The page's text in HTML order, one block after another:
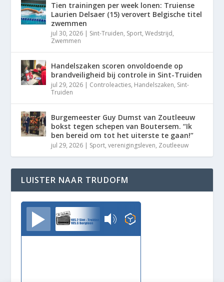
Tien trainingen per week lonen: Truiense
Laurien Delsaer (15) verovert Belgische titel
zwemmen
jul 30, 2026 | Sint-Truiden, Sport,Wedstrijd,
Zwemmen
Handelszaken scoren onvoldoende op
brandveiligheid bij controle in Sint-Truiden
jul 29, 2026 | Controleacties, Handelszaken, Sint-
Truiden
Burgemeester Guy Dumst van Zoutleeuw
bokst tegen schepen van Boutersem. “Ik
ben bereid om tot het uiterste te gaan!”
jul 29, 2026 | Sport,verenigingsleven, Zoutleeuw
LUISTER NAAR TRUDOFM
TrudoFM